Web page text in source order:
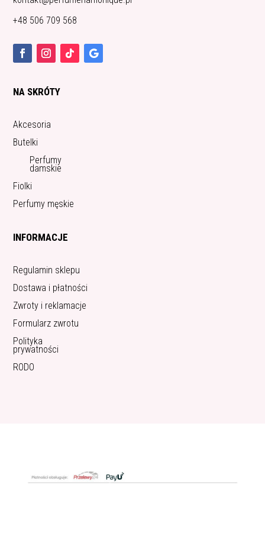
+48 506 709 568
NA SKRÓTY
Akcesoria
Butelki
Perfumy
damskie
Fiolki
Perfumy męskie
INFORMACJE
Regulamin sklepu
Dostawa i płatności
Zwroty i reklamacje
Formularz zwrotu
Polityka
prywatności
RODO